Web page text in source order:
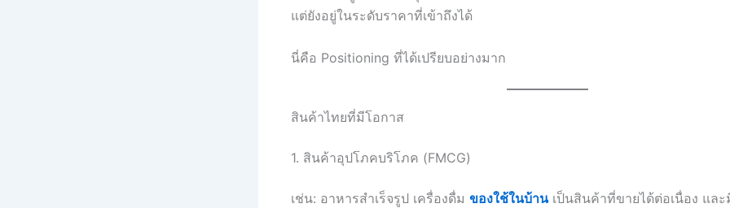
แต่ยังอยู่ในระดับราคาที่เข้าถึงได้
นี่คือ Positioning ที่ได้เปรียบอย่างมาก
สินค้าไทยที่มีโอกาส
1. สินค้าอุปโภคบริโภค (FMCG)
เช่น: อาหารสำเร็จรูป เครื่องดื่ม ของใช้ในบ้านเป็นสินค้าที่ขายได้ต่อเนื่อง และ